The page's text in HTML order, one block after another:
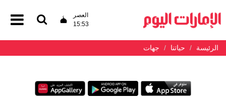
العصر
15:53
الرئيسة حياتنا جهات